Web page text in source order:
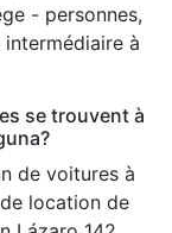
- personnes,
à
se trouvent à
de voitures à
location de